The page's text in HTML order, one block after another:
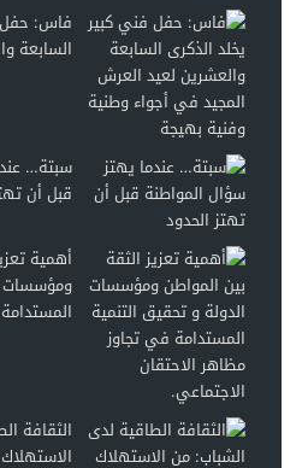
فاس: حفل
السابعة
سبتة…
قبل أن
أهمية
ومؤسسات
الثقافة